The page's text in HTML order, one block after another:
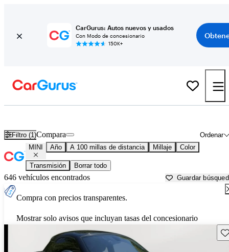
CarGurus: Autos nuevos y usados
Con Modo de concesionario
150K+
Filtro (1) Ordenar
Compara
MINI Año A 100 millas de distancia Millaje Color
Transmisión Borrar todo
646 vehículos encontrados Guardar
Compra con precios transparentes.
Mostrar solo avisos que incluyan tasas del concesionario